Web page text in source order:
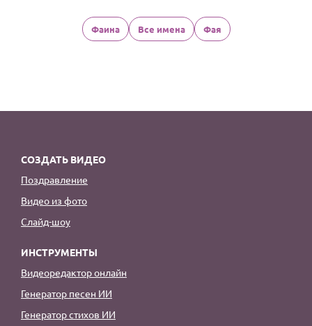
Фаина Все имена Фая
СОЗДАТЬ ВИДЕО
Поздравление
Видео из фото
Слайд-шоу
ИНСТРУМЕНТЫ
Видеоредактор онлайн
Генератор песен ИИ
Генератор стихов ИИ